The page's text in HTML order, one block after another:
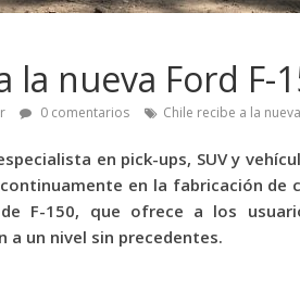
la nueva Ford F-
0 comentarios Chile recibe a la
en pick-ups, SUV y
en la fabricación de
F-150, que ofrece a los
a un nivel sin precedentes.